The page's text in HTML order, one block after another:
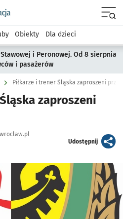
podserwis: Sport i rekreacja
Obiekty Dla dzieci
i Peronowej. Od 8 sierpnia
i pasażerów
Piłkarze i trener Śląska zaproszeni
zaproszeni
Udostępnijartykuł